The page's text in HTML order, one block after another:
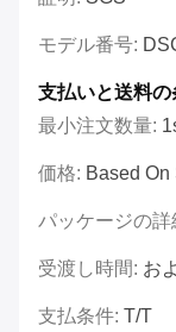
モデル番号:
支払いと送料の
最小注文数量:
価格: Based
パッケージの詳
受渡し時間: お
支払条件: T/T